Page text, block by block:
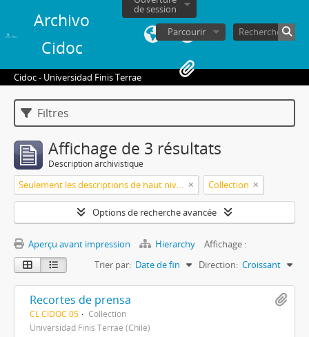
Archivo
Cidoc
de session
Parcourir
Cidoc - Universidad Finis Terrae
Filtres
Affichage de 3 résultats
Description archivistique
Seulement les descriptions de haut niveau Collection
Options de recherche avancée
Aperçu avant impression Hierarchy
Affichage :
Trier par: Date de fin Direction: Croissant
Recortes de prensa
CL CIDOC 05
Collection
Universidad Finis Terrae (Chile)